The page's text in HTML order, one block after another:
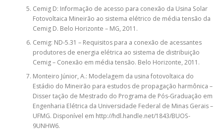
Cemig D: Informação de acesso para conexão da Usina Solar
Fotovoltaica Mineirão ao sistema elétrico de média tensão da
Cemig D. Belo Horizonte – MG, 2011.
Cemig: ND-5.31 – Requisitos para a conexão de acessantes
produtores de energia elétrica ao sistema de distribuição
Cemig – Conexão em média tensão. Belo Horizonte, 2011.
Monteiro Júnior, A.: Modelagem da usina fotovoltaica do
Estádio do Mineirão para estudos de propagação harmônica –
Disser tação de Mestrado do Programa de Pós-Graduação em
Engenharia Elétrica da Universidade Federal de Minas Gerais –
UFMG. Disponível em http://hdl.handle.net/1843/BUOS-
9UNHW6.